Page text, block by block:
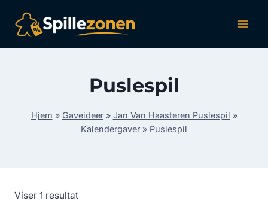
indhold
Puslespil
Hjem » Gaveideer» Jan Van Haasteren Puslespil »
Kalendergaver » Puslespil
Viser 1 resultat